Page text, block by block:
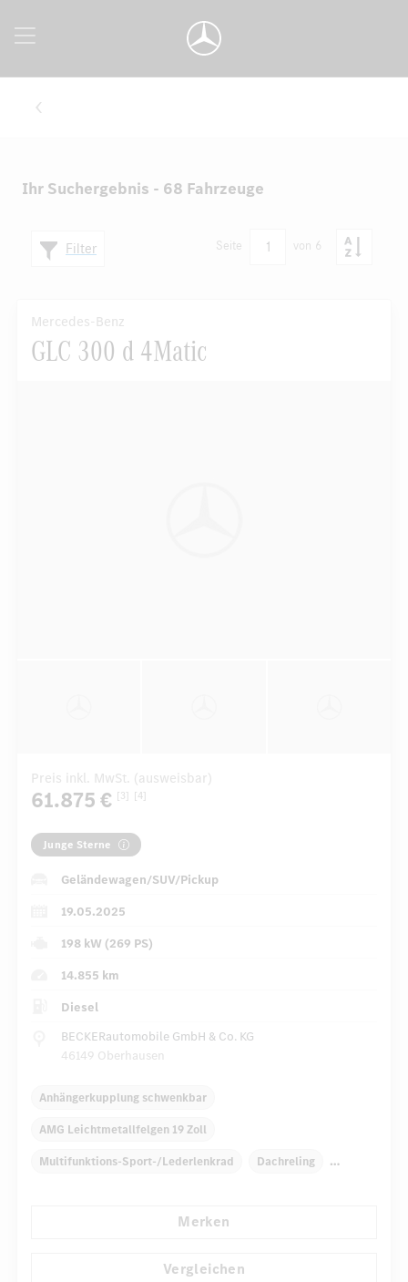
Ihr Suchergebnis - 68 Fahrzeuge
Filter Seite 1 von 6
Mercedes-Benz
GLC 300 d 4Matic
Preis inkl. MwSt. (ausweisbar)
61.875 € [3] [4]
Junge Sterne
Geländewagen/SUV/Pickup
19.05.2025
198 kW (269 PS)
14.855 km
Diesel
BECKERautomobile GmbH & Co. KG
46149 Oberhausen
Anhängerkupplung schwenkbar
AMG Leichtmetallfelgen 19 Zoll
Multifunktions-Sport-/Lederlenkrad Dachreling
Laderaumabdeckung
Merken
Vergleichen